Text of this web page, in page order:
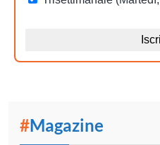
#Magazine